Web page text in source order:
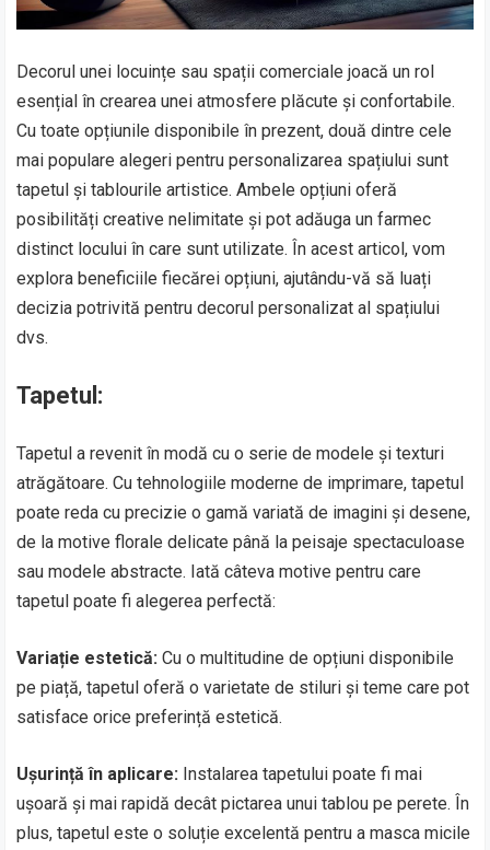
Decorul unei locuințe sau spații comerciale joacă un rol
esențial în crearea unei atmosfere plăcute și confortabile.
Cu toate opțiunile disponibile în prezent, două dintre cele
mai populare alegeri pentru personalizarea spațiului sunt
tapetul și tablourile artistice. Ambele opțiuni oferă
posibilități creative nelimitate și pot adăuga un farmec
distinct locului în care sunt utilizate. În acest articol, vom
explora beneficiile fiecărei opțiuni, ajutându-vă să luați
decizia potrivită pentru decorul personalizat al spațiului
dvs.
Tapetul:
Tapetul a revenit în modă cu o serie de modele și texturi
atrăgătoare. Cu tehnologiile moderne de imprimare, tapetul
poate reda cu precizie o gamă variată de imagini și desene,
de la motive florale delicate până la peisaje spectaculoase
sau modele abstracte. Iată câteva motive pentru care
tapetul poate fi alegerea perfectă:
Variație estetică: Cu o multitudine de opțiuni disponibile
pe piață, tapetul oferă o varietate de stiluri și teme care pot
satisface orice preferință estetică.
Ușurință în aplicare: Instalarea tapetului poate fi mai
ușoară și mai rapidă decât pictarea unui tablou pe perete. În
plus, tapetul este o soluție excelentă pentru a masca micile